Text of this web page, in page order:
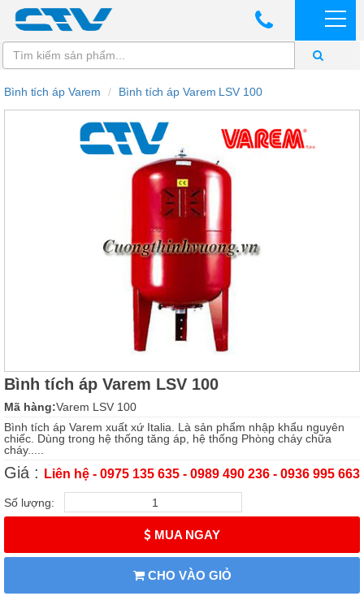
Bình tích áp Varem Bình tích áp Varem LSV 100
Bình tích áp Varem LSV 100
Mã hàng:Varem LSV 100
Bình tích áp Varem xuất xứ Italia. Là sản phẩm nhập khẩu nguyên
chiếc. Dùng trong hệ thống tăng áp, hệ thống Phòng cháy chữa
cháy.....
Giá : Liên hệ - 0975 135 635 - 0989 490 236 - 0936 995 663
Số lượng:
MUA NGAY
CHO VÀO GIỎ